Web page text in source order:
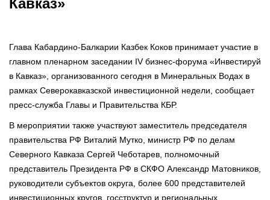
Глава Кабардино-Балкарии Казбек Коков принимает участие в
главном пленарном заседании IV бизнес-форума «Инвестируй
в Кавказ», организованного сегодня в Минеральных Водах в
рамках Северокавказской инвестиционной недели, сообщает
пресс-служба Главы и Правительства КБР.
В мероприятии также участвуют заместитель председателя
правительства РФ Виталий Мутко, министр РФ по делам
Северного Кавказа Сергей Чеботарев, полномочный
представитель Президента РФ в СКФО Александр Матовников,
руководители субъектов округа, более 600 представителей
инвестиционных кругов, госструктур и региональных